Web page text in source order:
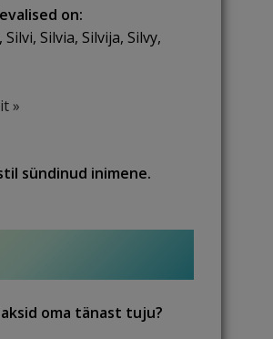
on:
Silvia, Silvija, Silvy,
»
sündinud inimene.
oma tänast tuju?